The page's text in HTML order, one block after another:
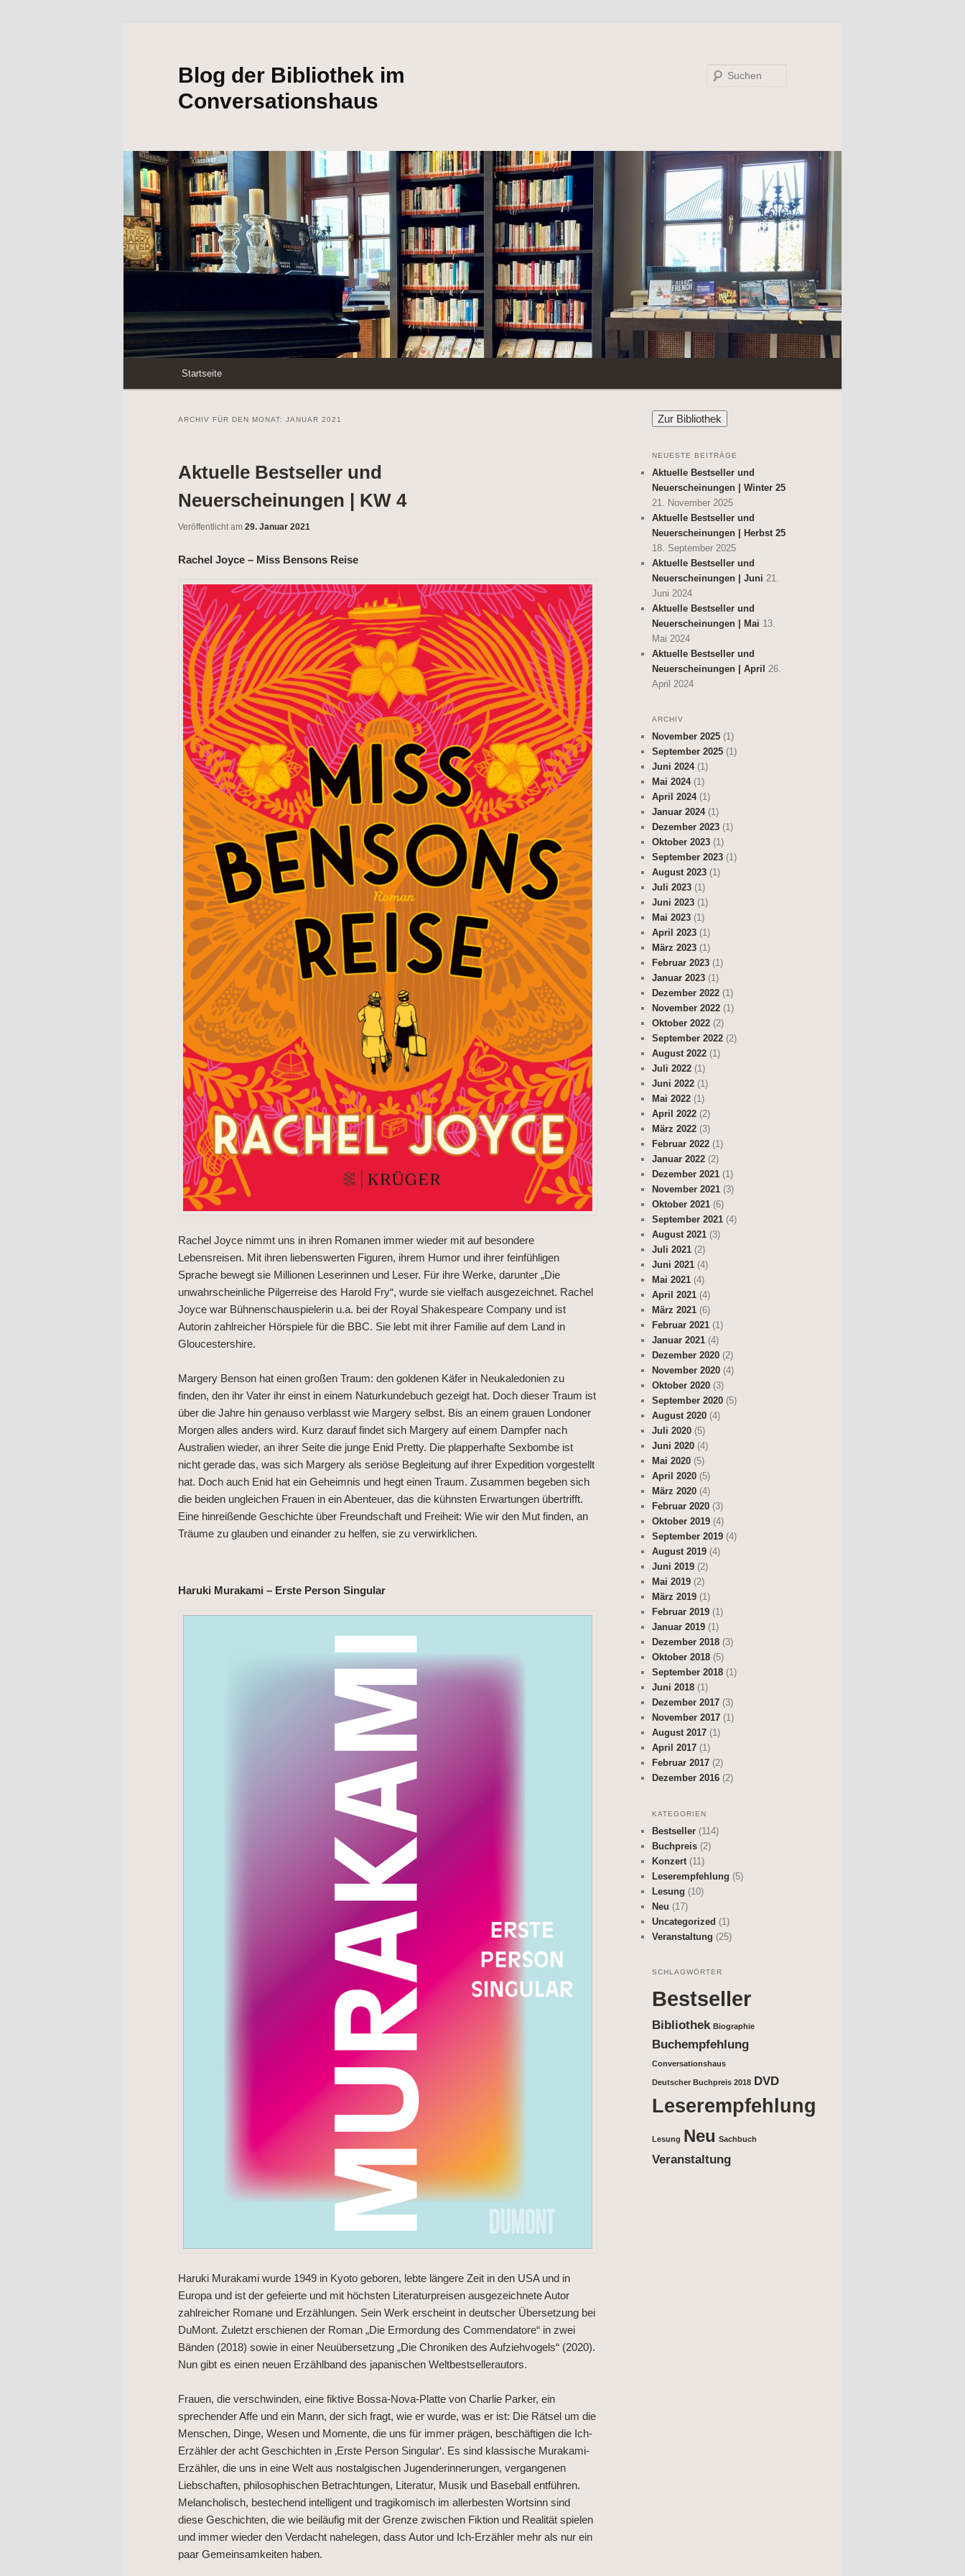
Blog der Bibliothek im
Conversationshaus
Zum
Zum
wechseln
Startseite
ARCHIV FÜR DEN MONAT: JANUAR 2021
Aktuelle Bestseller und
Neuerscheinungen | KW 4
Veröffentlicht am 29. Januar 2021
Rachel Joyce – Miss Bensons Reise
Rachel Joyce nimmt uns in ihren Romanen immer wieder mit auf besondere
Lebensreisen. Mit ihren liebenswerten Figuren, ihrem Humor und ihrer feinfühligen
Sprache bewegt sie Millionen Leserinnen und Leser. Für ihre Werke, darunter „Die
unwahrscheinliche Pilgerreise des Harold Fry“, wurde sie vielfach ausgezeichnet. Rachel
Joyce war Bühnenschauspielerin u.a. bei der Royal Shakespeare Company und ist
Autorin zahlreicher Hörspiele für die BBC. Sie lebt mit ihrer Familie auf dem Land in
Gloucestershire.
Margery Benson hat einen großen Traum: den goldenen Käfer in Neukaledonien zu
finden, den ihr Vater ihr einst in einem Naturkundebuch gezeigt hat. Doch dieser Traum ist
über die Jahre hin genauso verblasst wie Margery selbst. Bis an einem grauen Londoner
Morgen alles anders wird. Kurz darauf findet sich Margery auf einem Dampfer nach
Australien wieder, an ihrer Seite die junge Enid Pretty. Die plapperhafte Sexbombe ist
nicht gerade das, was sich Margery als seriöse Begleitung auf ihrer Expedition vorgestellt
hat. Doch auch Enid hat ein Geheimnis und hegt einen Traum. Zusammen begeben sich
die beiden ungleichen Frauen in ein Abenteuer, das die kühnsten Erwartungen übertrifft.
Eine hinreißende Geschichte über Freundschaft und Freiheit: Wie wir den Mut finden, an
Träume zu glauben und einander zu helfen, sie zu verwirklichen.
Haruki Murakami – Erste Person Singular
Haruki Murakami wurde 1949 in Kyoto geboren, lebte längere Zeit in den USA und in
Europa und ist der gefeierte und mit höchsten Literaturpreisen ausgezeichnete Autor
zahlreicher Romane und Erzählungen. Sein Werk erscheint in deutscher Übersetzung bei
DuMont. Zuletzt erschienen der Roman „Die Ermordung des Commendatore“ in zwei
Bänden (2018) sowie in einer Neuübersetzung „Die Chroniken des Aufziehvogels“ (2020).
Nun gibt es einen neuen Erzählband des japanischen Weltbestsellerautors.
Frauen, die verschwinden, eine fiktive Bossa-Nova-Platte von Charlie Parker, ein
sprechender Affe und ein Mann, der sich fragt, wie er wurde, was er ist: Die Rätsel um die
Menschen, Dinge, Wesen und Momente, die uns für immer prägen, beschäftigen die Ich-
Erzähler der acht Geschichten in ‚Erste Person Singular‘. Es sind klassische Murakami-
Erzähler, die uns in eine Welt aus nostalgischen Jugenderinnerungen, vergangenen
Liebschaften, philosophischen Betrachtungen, Literatur, Musik und Baseball entführen.
Melancholisch, bestechend intelligent und tragikomisch im allerbesten Wortsinn sind
diese Geschichten, die wie beiläufig mit der Grenze zwischen Fiktion und Realität spielen
und immer wieder den Verdacht nahelegen, dass Autor und Ich-Erzähler mehr als nur ein
paar Gemeinsamkeiten haben.
NEUESTE BEITRÄGE
Aktuelle Bestseller und
Neuerscheinungen | Winter 25
21. November 2025
Aktuelle Bestseller und
Neuerscheinungen | Herbst 25
18. September 2025
Aktuelle Bestseller und
Neuerscheinungen | Juni 21.
Juni 2024
Aktuelle Bestseller und
Neuerscheinungen | Mai 13.
Mai 2024
Aktuelle Bestseller und
Neuerscheinungen | April
26.
April 2024
ARCHIV
November 2025 (1)
September 2025 (1)
Juni 2024(1)
Mai 2024(1)
April 2024(1)
Januar 2024(1)
Dezember 2023 (1)
Oktober 2023 (1)
September 2023 (1)
August 2023 (1)
Juli 2023 (1)
Juni 2023 (1)
Mai 2023 (1)
April 2023 (1)
März 2023 (1)
Februar 2023 (1)
Januar 2023 (1)
Dezember 2022 (1)
November 2022 (1)
Oktober 2022 (2)
September 2022 (2)
August 2022 (1)
Juli 2022 (1)
Juni 2022 (1)
Mai 2022 (1)
April 2022 (2)
März 2022 (3)
Februar 2022 (1)
Januar 2022 (2)
Dezember 2021 (1)
November 2021 (3)
Oktober 2021 (6)
September 2021 (4)
August 2021 (3)
Juli 2021 (2)
Juni 2021 (4)
Mai 2021 (4)
April 2021 (4)
März 2021 (6)
Februar 2021 (1)
Januar 2021 (4)
Dezember 2020 (2)
November 2020 (4)
Oktober 2020 (3)
September 2020 (5)
August 2020 (4)
Juli 2020 (5)
Juni 2020 (4)
Mai 2020 (5)
April 2020 (5)
März 2020 (4)
Februar 2020 (3)
Oktober 2019 (4)
September 2019 (4)
August 2019 (4)
Juni 2019 (2)
Mai 2019 (2)
März 2019 (1)
Februar 2019 (1)
Januar 2019 (1)
Dezember 2018 (3)
Oktober 2018 (5)
September 2018 (1)
Juni 2018 (1)
Dezember 2017 (3)
November 2017 (1)
August 2017 (1)
April 2017 (1)
Februar 2017 (2)
Dezember 2016 (2)
KATEGORIEN
Bestseller (114)
Buchpreis (2)
Konzert (11)
Leserempfehlung (5)
Lesung (10)
Neu (17)
Uncategorized (1)
Veranstaltung (25)
SCHLAGWÖRTER
Bestseller
Bibliothek Biographie
Buchempfehlung
Conversationshaus
Deutscher Buchpreis 2018 DVD
Leserempfehlung
Lesung Neu Sachbuch
Veranstaltung